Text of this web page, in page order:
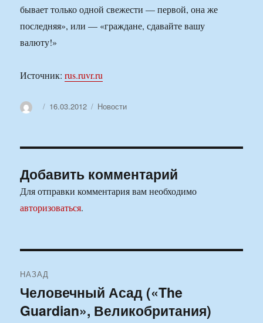
бывает только одной свежести — первой, она же
последняя», или — «граждане, сдавайте вашу
валюту!»
Источник:rus.ruvr.ru
АвторОпубликовано
16.03.2012 Рубрики
Новости
Добавить комментарий
Для отправки комментария вам необходимо
авторизоваться.
по
записям
НАЗАД
Предыдущая
запись:
Человечный Асад («The
Guardian», Великобритания)